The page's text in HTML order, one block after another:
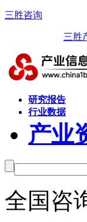
三胜咨询
三胜
研究报告
行业数据
产业
全国咨